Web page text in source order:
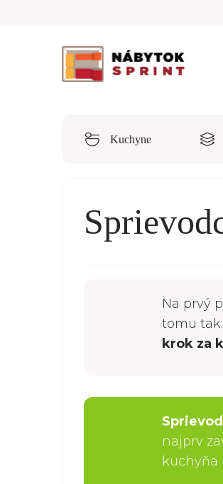
Kuchyne
Na prvý
tomu
krok za
najprv
kuchyňa